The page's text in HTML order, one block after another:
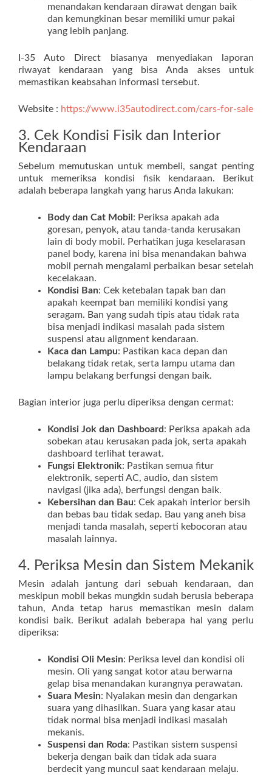
menandakan kendaraan dirawat dengan baik
dan kemungkinan besar memiliki umur pakai
yang lebih panjang.
I-35 Auto Direct biasanya menyediakan laporan
riwayat kendaraan yang bisa Anda akses untuk
memastikan keabsahan informasi tersebut.
Website : https://www.i35autodirect.com/cars-for-sale
3. Cek Kondisi Fisik dan Interior
Kendaraan
Sebelum memutuskan untuk membeli, sangat penting
untuk memeriksa kondisi fisik kendaraan. Berikut
adalah beberapa langkah yang harus Anda lakukan:
Body dan Cat Mobil : Periksa apakah ada
goresan, penyok, atau tanda-tanda kerusakan
lain di body mobil. Perhatikan juga keselarasan
panel body, karena ini bisa menandakan bahwa
mobil pernah mengalami perbaikan besar setelah
kecelakaan.
Kondisi Ban: Cek ketebalan tapak ban dan
apakah keempat ban memiliki kondisi yang
seragam. Ban yang sudah tipis atau tidak rata
bisa menjadi indikasi masalah pada sistem
suspensi atau alignment kendaraan.
Kaca dan Lampu: Pastikan kaca depan dan
belakang tidak retak, serta lampu utama dan
lampu belakang berfungsi dengan baik.
Bagian interior juga perlu diperiksa dengan cermat:
Kondisi Jok dan Dashboard : Periksa apakah ada
sobekan atau kerusakan pada jok, serta apakah
dashboard terlihat terawat.
Fungsi Elektronik: Pastikan semua fitur
elektronik, seperti AC, audio, dan sistem
navigasi (jika ada), berfungsi dengan baik.
Kebersihan dan Bau: Cek apakah interior bersih
dan bebas bau tidak sedap. Bau yang aneh bisa
menjadi tanda masalah, seperti kebocoran atau
masalah lainnya.
4. Periksa Mesin dan Sistem Mekanik
Mesin adalah jantung dari sebuah kendaraan, dan
meskipun mobil bekas mungkin sudah berusia beberapa
tahun, Anda tetap harus memastikan mesin dalam
kondisi baik. Berikut adalah beberapa hal yang perlu
diperiksa:
Kondisi Oli Mesin: Periksa level dan kondisi oli
mesin. Oli yang sangat kotor atau berwarna
gelap bisa menandakan kurangnya perawatan.
Suara Mesin: Nyalakan mesin dan dengarkan
suara yang dihasilkan. Suara yang kasar atau
tidak normal bisa menjadi indikasi masalah
mekanis.
Suspensi dan Roda: Pastikan sistem suspensi
bekerja dengan baik dan tidak ada suara
berdecit yang muncul saat kendaraan melaju.